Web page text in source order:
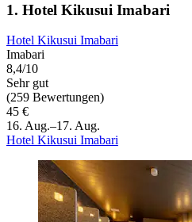
1. Hotel Kikusui Imabari
Hotel Kikusui Imabari
Imabari
8,4/10
Sehr gut
(259 Bewertungen)
45 €
16. Aug.–17. Aug.
Hotel Kikusui Imabari